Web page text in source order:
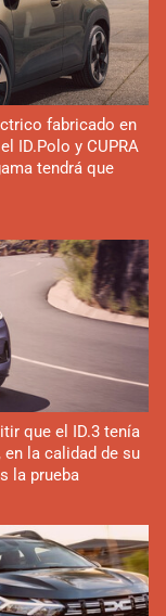
fabricado en
ID.Polo y CUPRA
tendrá que
que el ID.3 tenía
la calidad de su
la prueba